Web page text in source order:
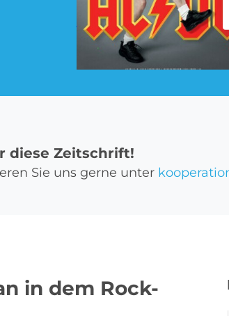
Kino Abo
Süßigkeiten Abo
diese Zeitschrift!
Sie uns gerne unter
in dem Rock-